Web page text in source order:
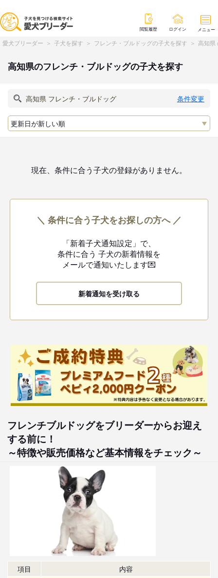
閲覧履歴 ログイン メニュー
愛犬ブリーダー 子犬を探す フレンチ・ブルドッグの子犬を探す 高知県
高知県のフレンチ・ブルドッグの子犬を探す
条件変更
現在、条件に合う子犬の登録がありません。
＼ 条件に合う子犬をお探しの方へ ／
「新着子犬通知設定」で、
条件に合う 子犬の新着情報を
メールで通知いたします💌
新着通知を受け取る
フレンチブルドッグをブリーダーからお迎え
する前に！
～特徴や販売価格など基本情報をチェック～
項目
内容